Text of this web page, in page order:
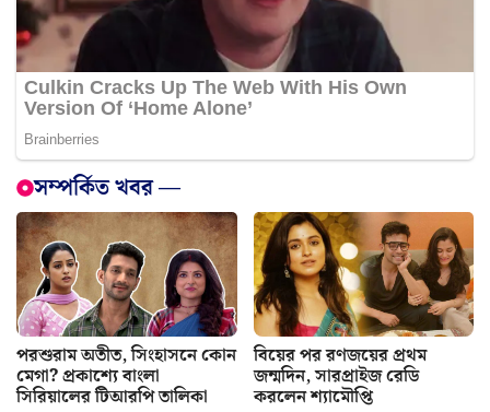
সম্পর্কিত খবর —
পরশুরাম অতীত, সিংহাসনে কোন
মেগা? প্রকাশ্যে বাংলা
সিরিয়ালের টিআরপি তালিকা
বিয়ের পর রণজয়ের প্রথম
জন্মদিন, সারপ্রাইজ রেডি
করলেন শ্যামৌপ্তি